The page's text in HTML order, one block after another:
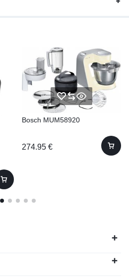
Bosch MUM58920
274.95 €